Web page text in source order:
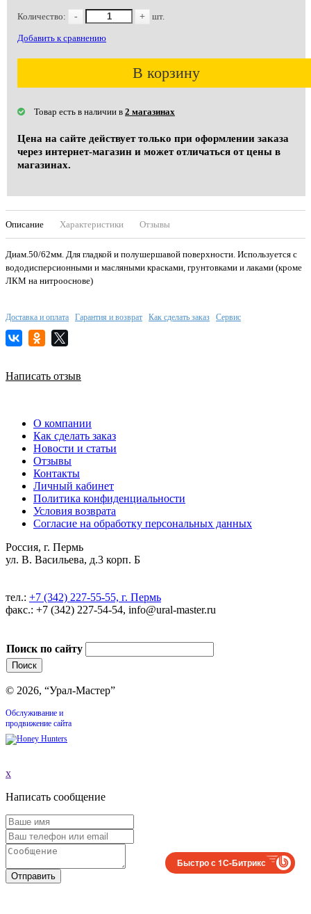
Количество: - + шт.
Добавить к сравнению
В корзину
Товар есть в наличии в 2 магазинах
Цена на сайте действует только при оформлении заказа
через интернет-магазин и может отличаться от цены в
магазинах.
Описание Характеристики Отзывы
Диам.50/62мм. Для гладкой и полушершавой поверхности. Используется с
вододисперсионными и масляными красками, грунтовками и лаками (кроме
ЛКМ на нитрооснове)
Доставка и оплата Гарантия и возврат Как сделать заказ Сервис
Написать отзыв
О компании
Как сделать заказ
Новости и статьи
Отзывы
Контакты
Личный кабинет
Политика конфиденциальности
Условия возврата
Согласие на обработку персональных данных
Россия, г. Пермь
ул. В. Васильева, д.3 корп. Б
тел.: +7 (342) 227-55-55, г. Пермь
факс.: +7 (342) 227-54-54, info@ural-master.ru
Поиск по сайту
© 2026, “Урал-Мастер”
Обслуживание и
продвижение сайта
x
Написать сообщение
Отправить
Быстро с 1С-Битрикс